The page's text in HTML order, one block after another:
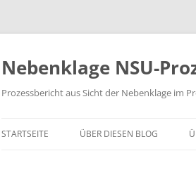
Zum
springen
Nebenklage NSU-
Prozessbericht aus Sicht der Nebenklage im
STARTSEITE ÜBER DIESEN BLOG